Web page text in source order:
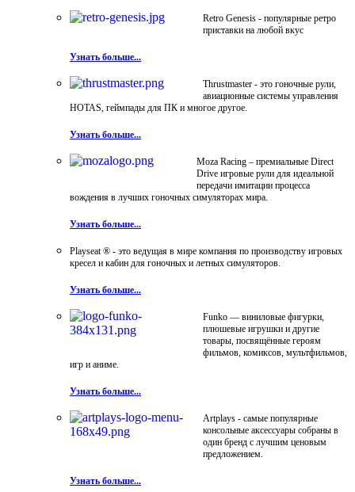
Retro Genesis - популярные ретро
приставки на любой вкус
Узнать больше...
Thrustmaster - это гоночные рули,
авиационные системы управления
HOTAS, геймпады для ПК и многое другое.
Узнать больше...
Moza Racing – премиальные Direct
Drive игровые рули для идеальной
передачи имитации процесса
вождения в лучших гоночных симуляторах мира.
Узнать больше...
Playseat ® - это ведущая в мире компания по производству игровых
кресел и кабин для гоночных и летных симуляторов.
Узнать больше...
Funko — виниловые фигурки,
плюшевые игрушки и другие
товары, посвящённые героям
фильмов, комиксов, мультфильмов,
игр и аниме.
Узнать больше...
Artplays - самые популярные
консольные аксессуары собраны в
один бренд с лучшим ценовым
предложением.
Узнать больше...